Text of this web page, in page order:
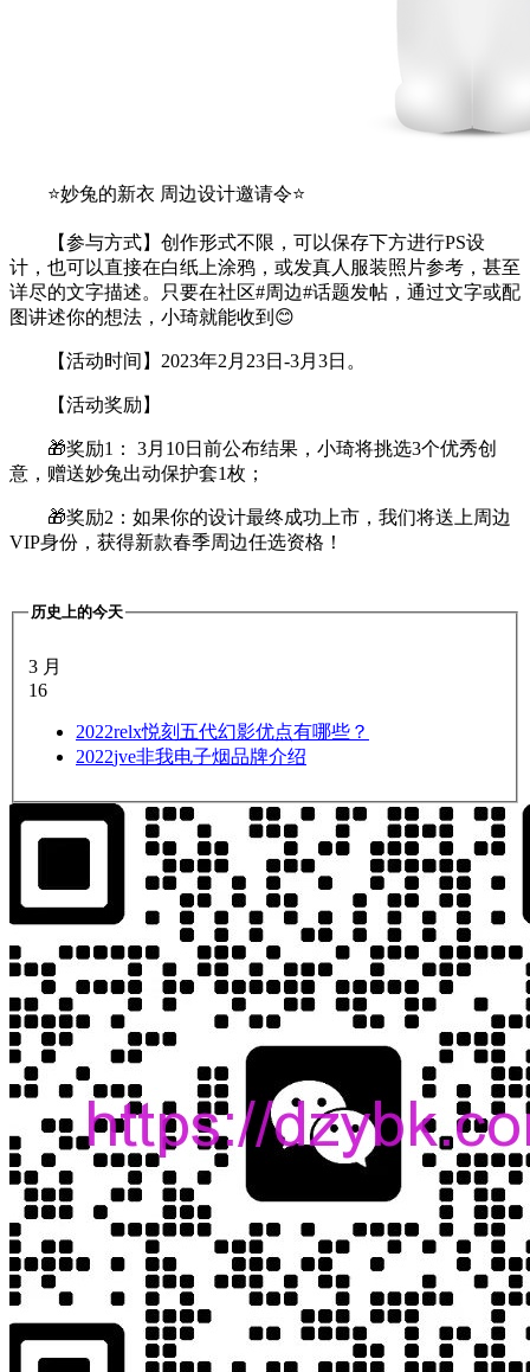
⭐️妙兔的新衣 周边设计邀请令⭐️
【参与方式】创作形式不限，可以保存下方进行PS设
计，也可以直接在白纸上涂鸦，或发真人服装照片参考，甚至
详尽的文字描述。只要在社区#周边#话题发帖，通过文字或配
图讲述你的想法，小琦就能收到😊
【活动时间】2023年2月23日-3月3日。
【活动奖励】
🎁奖励1： 3月10日前公布结果，小琦将挑选3个优秀创
意，赠送妙兔出动保护套1枚；
🎁奖励2：如果你的设计最终成功上市，我们将送上周边
VIP身份，获得新款春季周边任选资格！
历史上的今天
3 月
16
2022relx悦刻五代幻影优点有哪些？
2022jve非我电子烟品牌介绍